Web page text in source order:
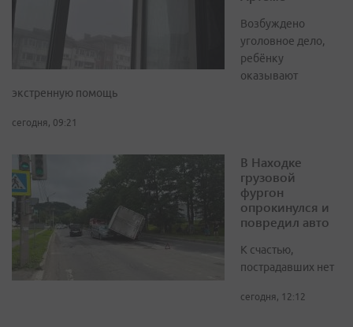
Возбуждено
уголовное дело,
ребёнку
оказывают
экстренную помощь
сегодня, 09:21
В Находке
грузовой
фургон
опрокинулся и
повредил авто
К счастью,
пострадавших нет
сегодня, 12:12